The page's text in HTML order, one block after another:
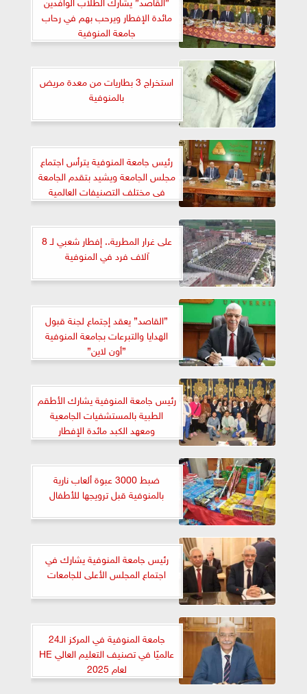
مائدة الإفطار ويرحب بهم في رحاب
جامعة المنوفية
استخراج 3 بطاريات من معدة مريض
بالمنوفية
رئيس جامعة المنوفية يترأس اجتماع
مجلس الجامعة ويشيد بتقدم الجامعة
فى مختلف التصنيفات العالمية
على غرار المطرية.. إفطار شعبي لـ 8
آلاف فرد في المنوفية
”القاصد” يعقد إجتماع لجنة قبول
الهدايا والتبرعات بجامعة المنوفية
”أون لاين”
رئيس جامعة المنوفية يشارك الأطقم
الطبية بالمستشفيات الجامعية
ومعهد الكبد مائدة الإفطار
ضبط 3000 عبوة ألعاب نارية
بالمنوفية قبل ترويجها للأطفال
رئيس جامعة المنوفية يشارك في
اجتماع المجلس الأعلى للجامعات
جامعة المنوفية في المركز الـ24
عالميًا في تصنيف التعليم العالي HE
لعام 2025